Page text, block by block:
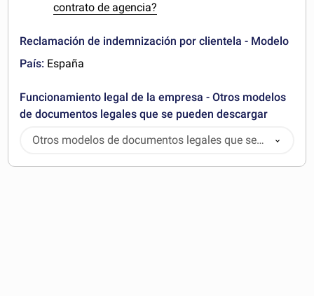
contrato de agencia?
Reclamación de indemnización por clientela - Modelo
País: España
Funcionamiento legal de la empresa - Otros modelos
de documentos legales que se pueden descargar
Otros modelos de documentos legales que se
pueden descargar